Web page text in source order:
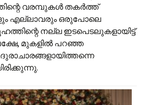
വരമ്പുകൾ തകർത്ത്
എല്ലാവരും ഒരുപോലെ
നല്ല ഇടപെടലുകളായിട്ട്
മുകളിൽ പറഞ്ഞ